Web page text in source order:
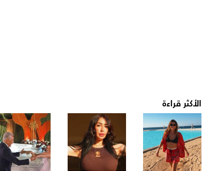
الأكثر قراءة